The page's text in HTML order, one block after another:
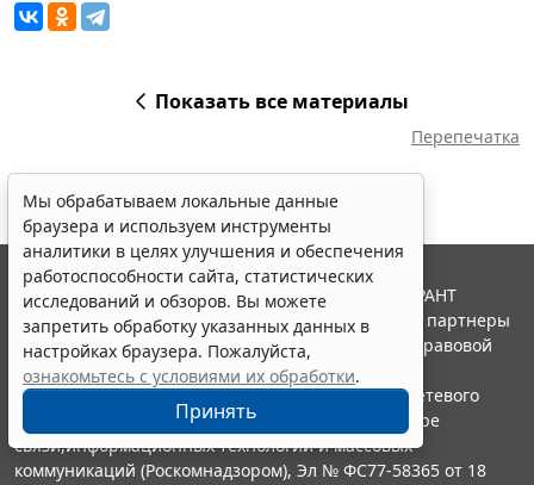
Показать все материалы
Перепечатка
Мы обрабатываем локальные данные
браузера и используем инструменты
аналитики в целях улучшения и обеспечения
работоспособности сайта, статистических
исследований и обзоров. Вы можете
запретить обработку указанных данных в
настройках браузера. Пожалуйста,
ознакомьтесь с условиями их обработки.
Принять
© ООО "НПП "ГАРАНТ-СЕРВИС", 2026. Система ГАРАНТ
выпускается с 1990 года. Компания "Гарант" и ее партнеры
являются участниками Российской ассоциации правовой
информации ГАРАНТ.
Портал ГАРАНТ.РУ зарегистрирован в качестве сетевого
издания Федеральной службой по надзору в сфере
связи,информационных технологий и массовых
коммуникаций (Роскомнадзором), Эл № ФС77-58365 от 18